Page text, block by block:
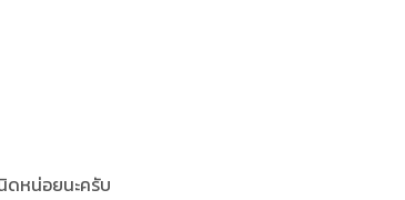
ดหน่อยนะครับ